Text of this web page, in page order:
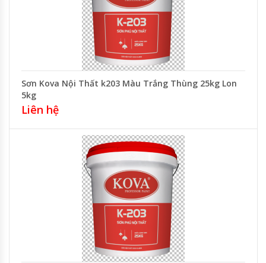
Sơn Kova Nội Thất k203 Màu Trắng Thùng 25kg Lon
5kg
Liên hệ